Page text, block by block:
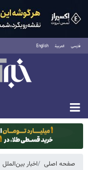
فارسی العربية English
یکشنبه ۱۸ مرداد ۱۴۰۵
صفحه اصلی اخبار بین‌الملل